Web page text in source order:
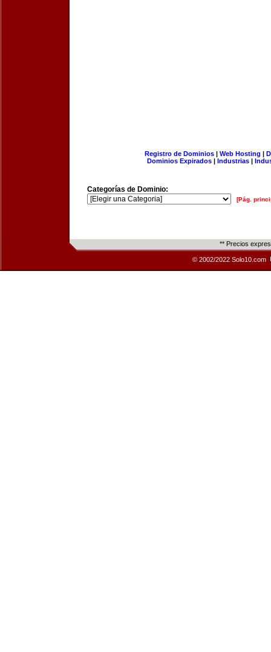
Registro de Dominios| Web Hosting |
Dominios Expirados | Industrias |
Categorías de Dominio:
[Pág.
** Precios
© 2002/2022 Solo10.com